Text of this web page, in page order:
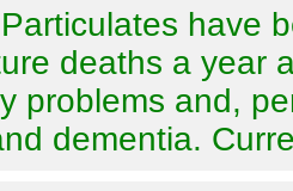
Particulates have
deaths a year
problems and,
dementia.